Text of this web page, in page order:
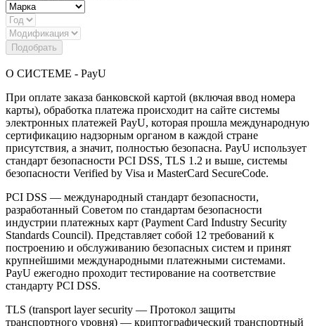
Подобрать
О СИСТЕМЕ - PayU
При оплате заказа банковской картой (включая ввод номера
карты), обработка платежа происходит на сайте системы
электронных платежей PayU, которая прошла международную
сертификацию надзорным органом в каждой стране
присутствия, а значит, полностью безопасна. PayU использует
стандарт безопасности PCI DSS, TLS 1.2 и выше, системы
безопасности Verified by Visa и MasterCard SecureCode.
PCI DSS — международный стандарт безопасности,
разработанный Советом по стандартам безопасности
индустрии платежных карт (Payment Card Industry Security
Standards Council). Представляет собой 12 требований к
построению и обслуживанию безопасных систем и принят
крупнейшими международными платежными системами.
PayU ежегодно проходит тестирование на соответствие
стандарту PCI DSS.
TLS (transport layer security — Протокол защиты
транспортного уровня) — криптографический транспортный